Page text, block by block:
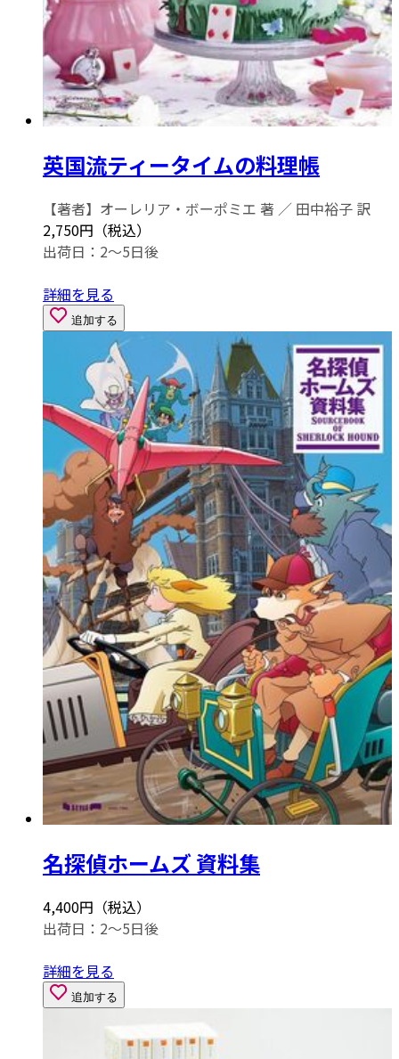
英国流ティータイムの料理帳
【著者】オーレリア・ボーポミエ 著 ／ 田中裕子 訳
2,750円（税込）
出荷日：2～5日後
詳細を見る
追加する
名探偵ホームズ 資料集
4,400円（税込）
出荷日：2～5日後
詳細を見る
追加する